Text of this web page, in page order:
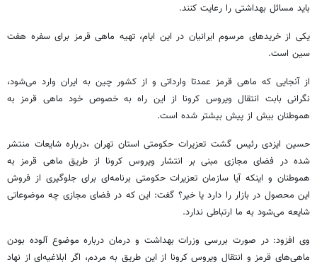
باید مسائل بهداشتی را رعایت کنند.
یکی از خریدهای مرسوم ایرانیان در این ایام، تهیه ماهی قرمز برای سفره هفت
سین است.
از آنجایی که ماهی قرمز عمدتا وارداتی و از کشور چین به ایران وارد می‌شود،
نگرانی بابت انتقال ویروس کرونا از این راه به خصوص خود ماهی قرمز به
هموطنان بیش از پیش بیشتر شده است.
حسین ایزدی رئیس گشت تعزیرات حکومتی استان تهران ،درباره شایعات منتشر
شده در فضای مجازی مبنی بر انتشار ویروس کرونا از طریق ماهی قرمز به
هموطنان و اینکه آیا سازمان تعزیرات حکومتی برنامه‌ای برای جلوگیری از فروش
این محصول در بازار را دارد یا خیر؟ گفت: این که در فضای مجازی چه موضوعاتی
شایعه می‌شود به ما ارتباطی ندارد.
وی افزود: در صورت بررسی وزرات بهداشت و درمان درباره موضوع آلوده بودن
ماهی‌های قرمز و انتقال ویروس کرونا از این طریق به مردم، اگر ابلاغیه‌ای از نهاد